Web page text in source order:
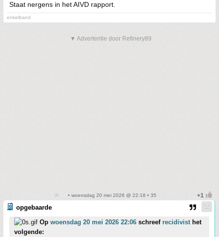
Staat nergens in het AIVD rapport.
enkelband
▼ Advertentie door Refinery89
• woensdag 20 mei 2026 @ 22:18 • 35
opgebaarde
Op woensdag 20 mei 2026 22:06 schreef recidivisthet
volgende: